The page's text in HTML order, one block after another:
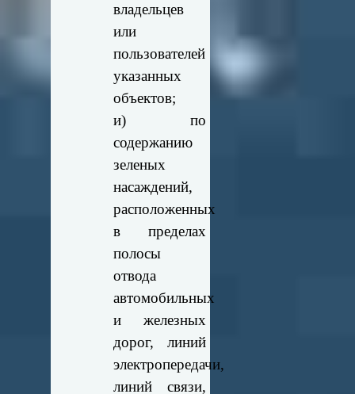
владельцев
или
пользователей
указанных
объектов;
и) по
содержанию
зеленых
насаждений,
расположенных
в пределах
полосы
отвода
автомобильных
и железных
дорог, линий
электропередачи,
линий связи,